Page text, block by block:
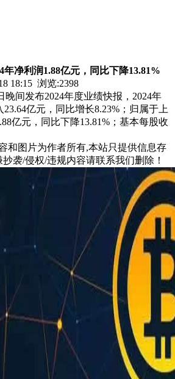
年净利润1.88亿元，同比下降13.81%
18:15 浏览:2398
晚间发布2024年度业绩快报，2024年
亿元，同比增长8.23%；归属于上
亿元，同比下降13.81%；基本每股收
和图片为作者所有,本站只提供信息存
袭/侵权/违规内容请联系我们删除！